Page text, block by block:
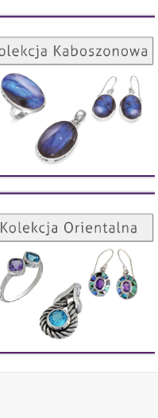
Kolekcja Kaboszonowa
ZOBACZ
Kolekcja Orientalna
ZOBACZ